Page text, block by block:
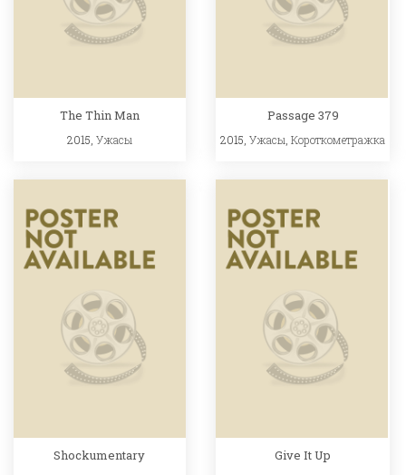
The Thin Man
2015, Ужасы
Passage 379
2015,Ужасы,Короткометражка
Shockumentary Give It Up